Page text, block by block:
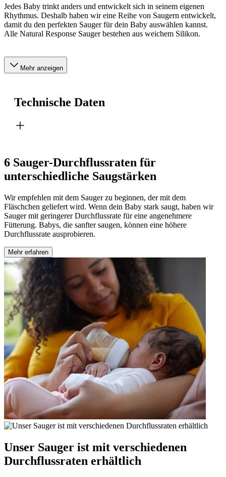
Jedes Baby trinkt anders und entwickelt sich in seinem eigenen
Rhythmus. Deshalb haben wir eine Reihe von Saugern entwickelt,
damit du den perfekten Sauger für dein Baby auswählen kannst.
Alle Natural Response Sauger bestehen aus weichem Silikon.
Mehr anzeigen
Technische Daten
6 Sauger-Durchflussraten für
unterschiedliche Saugstärken
Wir empfehlen mit dem Sauger zu beginnen, der mit dem
Fläschchen geliefert wird. Wenn dein Baby stark saugt, haben wir
Sauger mit geringerer Durchflussrate für eine angenehmere
Fütterung. Babys, die sanfter saugen, können eine höhere
Durchflussrate ausprobieren.
Mehr erfahren
Unser Sauger ist mit verschiedenen
Durchflussraten erhältlich